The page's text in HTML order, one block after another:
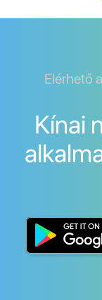
Elérhető
Kínai